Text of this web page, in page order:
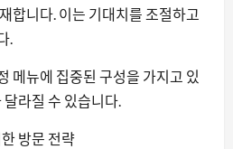
합니다. 이는 기대치를 조절하고
.
메뉴에 집중된 구성을 가지고 있
달라질 수 있습니다.
방문 전략